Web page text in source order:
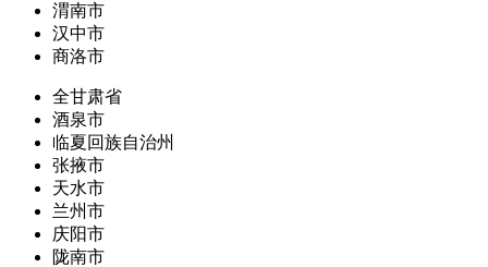
渭南市
汉中市
商洛市
全甘肃省
酒泉市
临夏回族自治州
张掖市
天水市
兰州市
庆阳市
陇南市